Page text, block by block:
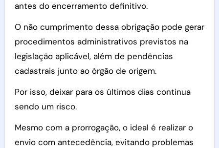
antes do encerramento definitivo.
O não cumprimento dessa obrigação pode gerar
procedimentos administrativos previstos na
legislação aplicável, além de pendências
cadastrais junto ao órgão de origem.
Por isso, deixar para os últimos dias continua
sendo um risco.
Mesmo com a prorrogação, o ideal é realizar o
envio com antecedência, evitando problemas